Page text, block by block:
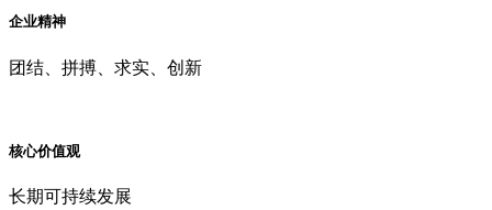
企业精神
团结、拼搏、求实、创新
核心价值观
长期可持续发展